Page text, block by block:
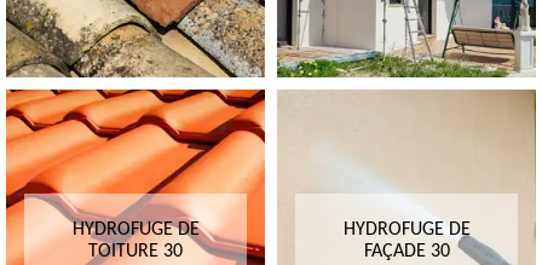
HYDROFUGE DE
TOITURE 30
HYDROFUGE DE
FAÇADE 30